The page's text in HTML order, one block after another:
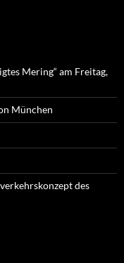
Mering“ am Freitag,
München
des